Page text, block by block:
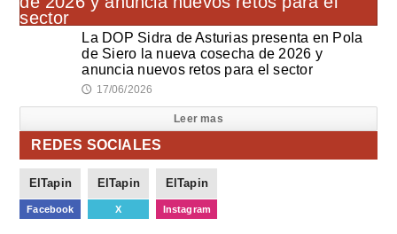
La DOP Sidra de Asturias presenta en Pola
de Siero la nueva cosecha de 2026 y
anuncia nuevos retos para el sector
🕔 17/06/2026
Leer mas
REDES SOCIALES
ElTapin
Facebook
ElTapin
X
ElTapin
Instagram